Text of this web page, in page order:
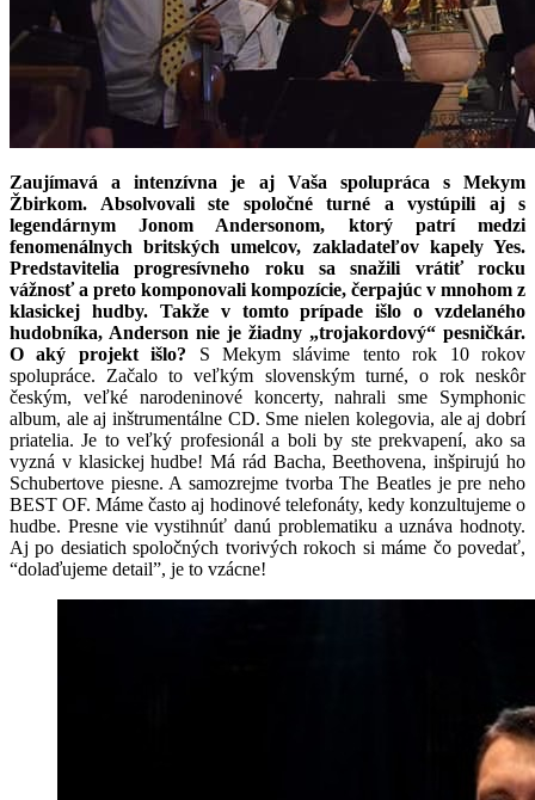
Zaujímavá a intenzívna je aj Vaša spolupráca s Mekym
Žbirkom. Absolvovali ste spoločné turné a vystúpili aj s
legendárnym Jonom Andersonom, ktorý patrí medzi
fenomenálnych britských umelcov, zakladateľov kapely Yes.
Predstavitelia progresívneho roku sa snažili vrátiť rocku
vážnosť a preto komponovali kompozície, čerpajúc v mnohom z
klasickej hudby. Takže v tomto prípade išlo o vzdelaného
hudobníka, Anderson nie je žiadny „trojakordový“ pesničkár.
O aký projekt išlo? S Mekym slávime tento rok 10 rokov
spolupráce. Začalo to veľkým slovenským turné, o rok neskôr
českým, veľké narodeninové koncerty, nahrali sme Symphonic
album, ale aj inštrumentálne CD. Sme nielen kolegovia, ale aj dobrí
priatelia. Je to veľký profesionál a boli by ste prekvapení, ako sa
vyzná v klasickej hudbe! Má rád Bacha, Beethovena, inšpirujú ho
Schubertove piesne. A samozrejme tvorba The Beatles je pre neho
BEST OF. Máme často aj hodinové telefonáty, kedy konzultujeme o
hudbe. Presne vie vystihnúť danú problematiku a uznáva hodnoty.
Aj po desiatich spoločných tvorivých rokoch si máme čo povedať,
“dolaďujeme detail”, je to vzácne!